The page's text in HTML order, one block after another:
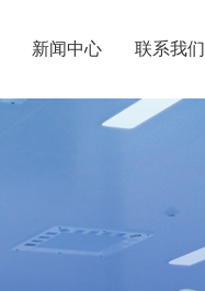
新闻中心 联系我们